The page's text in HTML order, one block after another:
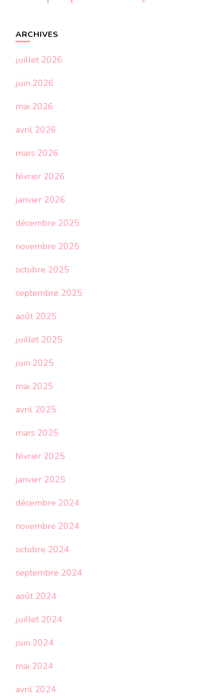
ARCHIVES
juillet 2026
juin 2026
mai 2026
avril 2026
mars 2026
février 2026
janvier 2026
décembre 2025
novembre 2025
octobre 2025
septembre 2025
août 2025
juillet 2025
juin 2025
mai 2025
avril 2025
mars 2025
février 2025
janvier 2025
décembre 2024
novembre 2024
octobre 2024
septembre 2024
août 2024
juillet 2024
juin 2024
mai 2024
avril 2024